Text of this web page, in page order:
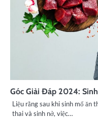
Góc Giải Đáp 2024:
Liệu rằng sau khi sinh mổ ăn
thai và sinh nở, việc…